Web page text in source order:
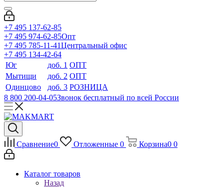
+7 495 137-62-85
+7 495 974-62-85Опт
+7 495 785-11-41Центральный офис
+7 495 134-42-64
Юг
доб. 1 ОПТ
Мытищи
доб. 2 ОПТ
Одинцово
доб. 3 РОЗНИЦА
8 800 200-04-05Звонок бесплатный по всей России
Сравнение0 Отложенные 0 Корзина0 0
Каталог товаров
Назад